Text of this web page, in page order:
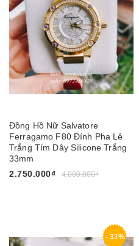
Đồng Hồ Nữ Salvatore
Ferragamo F80 Đính Pha Lê
Trắng Tím Dây Silicone Trắng
33mm
2.750.000₫
4.000.000₫
- 31%